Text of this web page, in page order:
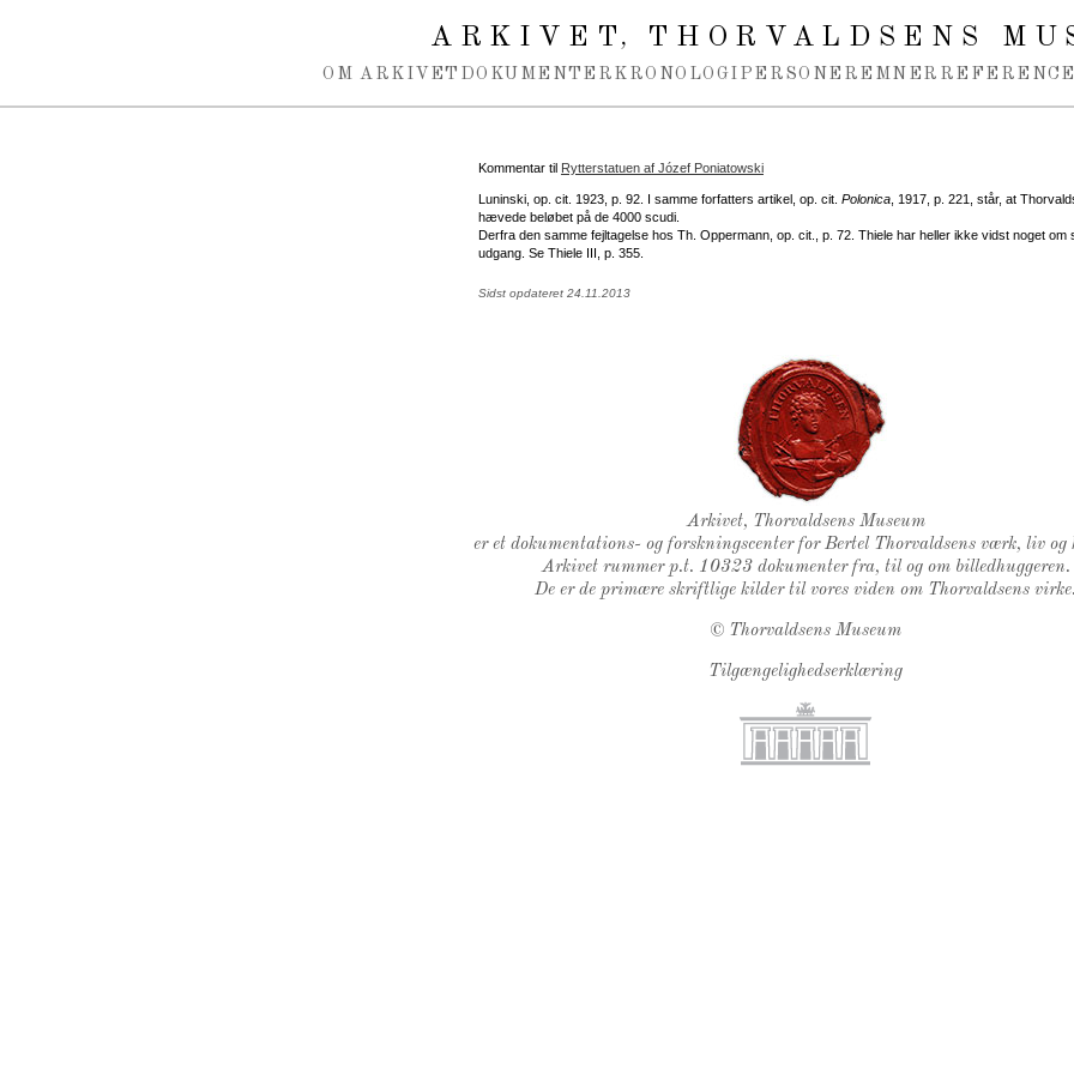
ARKIVET, THORVALDSENS
OM ARKIVET DOKUMENTER KRONOLOGI PERSONER EMNER
Kommentar til Rytterstatuen af Józef Poniatowski
Luninski, op. cit. 1923, p. 92. I samme forfatters artikel, op. cit. Polonica , 1917, p. 221, står, at
hævede beløbet på de 4000 scudi.
Derfra den samme fejltagelse hos Th. Oppermann, op. cit., p. 72. Thiele har heller ikke vidst noget om
udgang. Se Thiele III, p. 355.
Sidst opdateret 24.11.2013
Thorvaldsens Segl
Arkivet, Thorvaldsens Museum
er et dokumentations- og forskningscenter for Bertel Thorvaldsens værk, liv og
Arkivet rummer p.t. 10323 dokumenter fra, til og om billedhuggeren.
De er de primære skriftlige kilder til vores viden om Thorvaldsens virke.
© Thorvaldsens Museum
Tilgængelighedserklæring